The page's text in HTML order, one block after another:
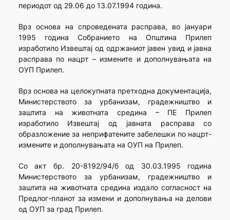
периодот од 29.06 до 13.07.1994 година.
Врз основа на спроведената расправа, во јануари
1995 година Собранието на Општина Прилеп
изработило Извештај од одржаниот јавен увид и јавна
расправа по нацрт – измените и дополнувањата на
ОУП Прилеп.
Врз основа на целокупната претходна документација,
Министерството за урбанизам, градежништво и
заштита на животната средина – ПЕ Прилеп
изработило Извештај од јавната расправа со
образложение за неприфатените забелешки по нацрт-
измените и дополнувањата на ОУП на Прилеп.
Со акт бр. 20-8192/94/б од 30.03.1995 година
Министерството за урбанизам, градежништво и
заштита на животната средина издало согласност на
Предлог-планот за измени и дополнувања на делови
од ОУП за град Прилеп.